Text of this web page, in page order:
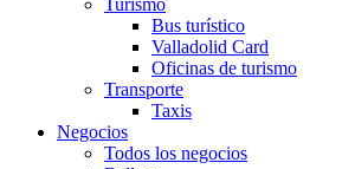
Turismo
Bus turístico
Valladolid Card
Oficinas de turismo
Transporte
Taxis
Negocios
Todos los negocios